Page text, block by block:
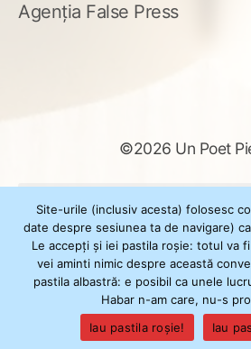
Agenția False Press
©2026 Un Poet
după:
Powered by
ThemeXSimply by Il
Site-urile (inclusiv acesta) folosesc
date despre sesiunea ta de navigare)
Le accepți și iei pastila roșie: totul va
vei aminti nimic despre această
pastila albastră: e posibil ca unele
Habar n-am care, nu-s
Iau pastila roșie!
Iau